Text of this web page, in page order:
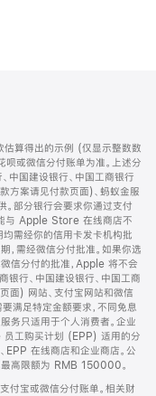
估算得出的示例 (仅显示整数数
呗或微信分付账单为准。上述分
中国建设银行、中国工商银行
方案请见付款页面)、蚂蚁金服
部分银行会要求你通过支付
与 Apple Store 在线商店不
需经你的信用卡发卡机构批
，需经微信分付批准。如果你选
信分付的批准，Apple 将不会
行、中国建设银行、中国工商
面) 网站、支付宝网站和微信
满足特定金额要求，不同免息
务只适用于个人消费者。企业
员工购买计划 (EPP) 适用的分
EPP 在线商店和企业商店。公
最高限额为 RMB 150000。
付宝或微信分付账单。相关财